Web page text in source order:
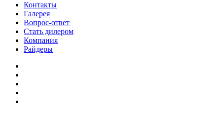
Контакты
Галерея
Вопрос-ответ
Стать дилером
Компания
Райдеры